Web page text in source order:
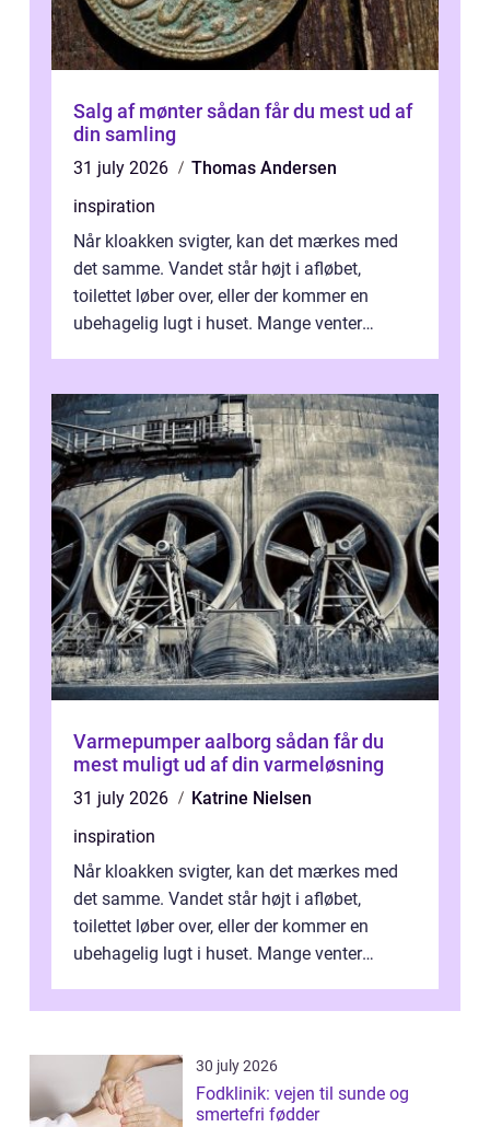
Salg af mønter sådan får du mest ud af
din samling
31 july 2026
Thomas Andersen
inspiration
Når kloakken svigter, kan det mærkes med
det samme. Vandet står højt i afløbet,
toilettet løber over, eller der kommer en
ubehagelig lugt i huset. Mange venter
Varmepumper aalborg sådan får du
mest muligt ud af din varmeløsning
31 july 2026
Katrine Nielsen
inspiration
Når kloakken svigter, kan det mærkes med
det samme. Vandet står højt i afløbet,
toilettet løber over, eller der kommer en
ubehagelig lugt i huset. Mange venter
30 july 2026
Fodklinik: vejen til sunde og
smertefri fødder